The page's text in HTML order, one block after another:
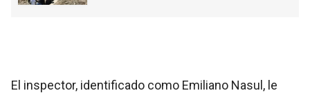
El inspector, identificado como Emiliano Nasul, le